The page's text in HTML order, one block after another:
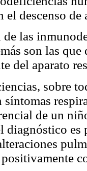
descenso
las
son las
del aparato
sobre
síntomas
de un
diagnóstico